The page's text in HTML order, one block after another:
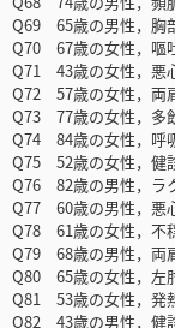
Q69 65歳の男性，胸
Q70 67歳の女性，嘔
Q71 43歳の女性，悪
Q72 57歳の女性，両
Q73 77歳の女性，多
Q74 84歳の女性，呼
Q75 52歳の女性，健
Q76 82歳の男性，ラ
Q77 60歳の男性，悪
Q78 61歳の女性，不
Q79 68歳の男性，両
Q80 65歳の女性，左
Q81 53歳の女性，発
Q82 43歳の男性，健